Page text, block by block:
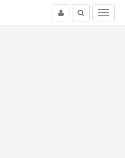
Menu
Buscar
Usuario